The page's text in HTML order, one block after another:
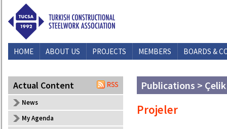
HOME ABOUT US PROJECTS MEMBERS BOARDS &
Actual Content
News
My Agenda
Publications > Çelik
Projeler